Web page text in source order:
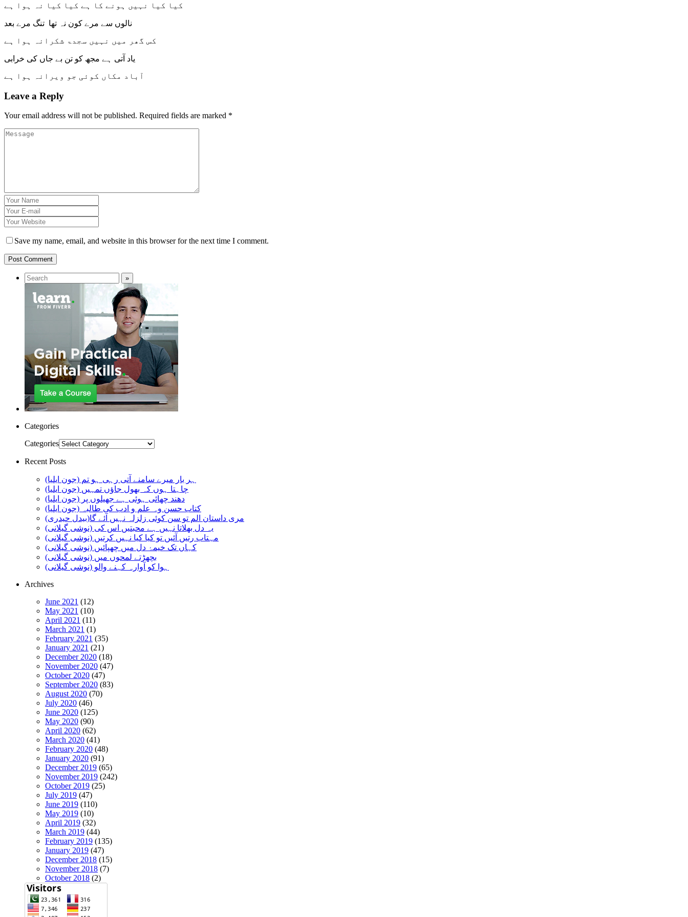
کیا کیا نہیں ہونے کا ہے کیا کیا نہ ہوا ہے
نالوں سے مرے کون نہ تھا تنگ مرے بعد
کس گھر میں نہیں سجدۃ شکرانہ ہوا ہے
یاد آتی ہے مجھ کو تن بے جاں کی خرابی
آباد مکاں کوئی جو ویرانہ ہوا ہے
Leave a Reply
Your email address will not be published. Required fields are marked *
Save my name, email, and website in this browser for the next time I comment.
Categories
Categories
Recent Posts
ہر بار میرے سامنے آتی رہی ہو تم (جون ایلیا)
چاہتا ہوں کہ بھول جاؤں تمہیں (جون ایلیا)
دھند چھائی ہوئی ہے جھیلوں پر (جون ایلیا)
کتاب حسن وہ علم و ادب کی طالبہ (جون ایلیا)
مری داستان الم تو سن کوئی زلزلہ نہیں آئے گا(بیدل حیدری)
یہ دل بھلاتا نہیں ہے محبتیں اس کی (نوشی گیلانی)
مہتاب رتیں آئیں تو کیا کیا نہیں کرتیں (نوشی گیلانی)
کہاں تک خیمۂ دل میں چھپائیں (نوشی گیلانی)
بچھڑتے لمحوں میں (نوشی گیلانی)
ہوا کو آوارہ کہنے والو (نوشی گیلانی)
Archives
June 2021 (12)
May 2021 (10)
April 2021 (11)
March 2021 (1)
February 2021 (35)
January 2021 (21)
December 2020 (18)
November 2020 (47)
October 2020 (47)
September 2020 (83)
August 2020 (70)
July 2020 (46)
June 2020 (125)
May 2020 (90)
April 2020 (62)
March 2020 (41)
February 2020 (48)
January 2020 (91)
December 2019 (65)
November 2019 (242)
October 2019 (25)
July 2019 (47)
June 2019 (110)
May 2019 (10)
April 2019 (32)
March 2019 (44)
February 2019 (135)
January 2019 (47)
December 2018 (15)
November 2018 (7)
October 2018 (2)